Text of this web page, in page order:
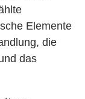
Elemente
die
das